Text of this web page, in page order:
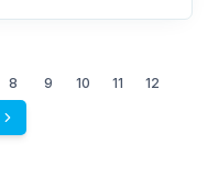
8 9 10 11 12